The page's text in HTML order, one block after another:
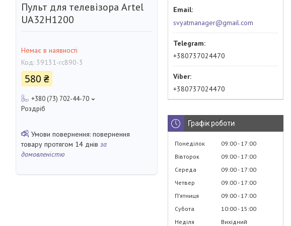
Пульт для телевізора Artel
UA32H1200
Немає в наявності
Код: 39131-rc890-3
580 ₴
+380 (73) 702-44-70
Роздріб
повернення
товару протягом 14 днів за
домовленістю
svyatmanager@gmail.com
+380737024470
+380737024470
Графік роботи
Понеділок 09:00 17:00
Вівторок
09:00 17:00
Середа
09:00 17:00
Четвер
09:00 17:00
Пʼятниця
09:00 17:00
Субота
10:00 15:00
Неділя
Вихідний